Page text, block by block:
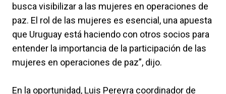
busca visibilizar a las mujeres en operaciones de
paz. El rol de las mujeres es esencial, una apuesta
que Uruguay está haciendo con otros socios para
entender la importancia de la participación de las
mujeres en operaciones de paz”, dijo.
En la oportunidad, Luis Pereyra coordinador de